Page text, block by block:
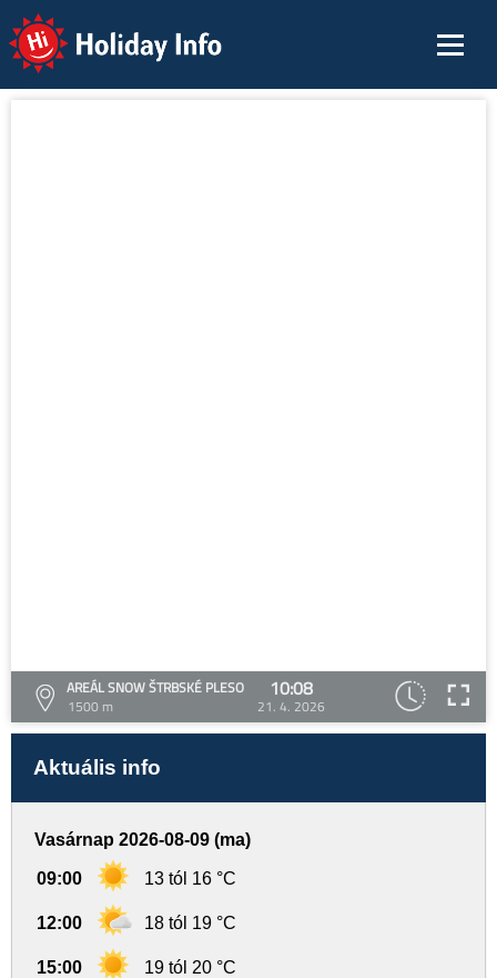
Holiday Info
AREÁL SNOW ŠTRBSKÉ PLESO
1500 m
10:08
21. 4. 2026
Aktuális info
Vasárnap 2026-08-09 (ma)
09:00 13 tól 16 °C
12:00 18 tól 19 °C
15:00 19 tól 20 °C